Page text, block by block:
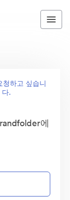
청하고 싶습니
다.
에